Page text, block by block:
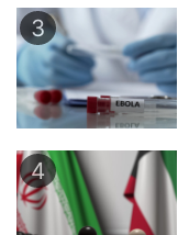
3
4